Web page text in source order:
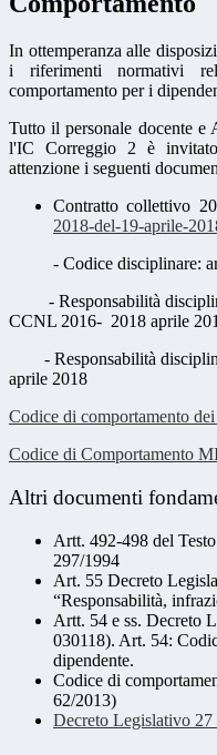
In ottemperanza alle
i riferimenti normativi
comportamento per i
Tutto il personale docente e
l'IC Correggio 2 è
attenzione i seguenti
Contratto collettivo
2018-del-19-aprile-
- Codice disciplinare:
- Responsabilità
CCNL 2016- 2018 aprile
- Responsabilità
aprile 2018
Codice di comportamento
Codice di Comportamento
Altri documenti
Artt. 492-498 del
297/1994
Art. 55 Decreto
“Responsabilità,
Artt. 54 e ss. Decreto
030118). Art. 54:
dipendente.
Codice di
62/2013)
Decreto Legislativo